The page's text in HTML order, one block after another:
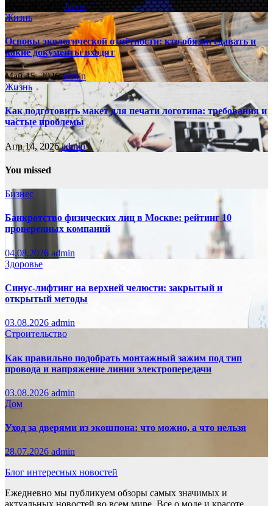
Jarvis
Жизнь
Основы экологической отчётности: кто обязан сдавать и
какие документы входят
Май 15, 2026admin
Жизнь
Как подготовить макет для печати логотипа: требования и
частые проблемы
Апр 14, 2026admin
You missed
Бизнес
Банкротство физических лиц в Москве: рейтинг 10
проверенных компаний
04.08.2026 admin
Здоровье
Синус-лифтинг на верхней челюсти: закрытый и
открытый методы
03.08.2026 admin
Строительство
Как правильно подобрать монтажный зажим под тип
провода и напряжение линии электропередачи
03.08.2026 admin
Дом
Уход за дверями из экошпона: что можно, а что нельзя
28.07.2026 admin
Блог интересных новостей
Ежедневно мы публикуем обзоры самых значимых и